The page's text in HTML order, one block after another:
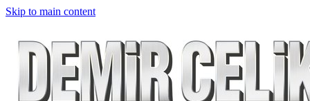
Skip to main content